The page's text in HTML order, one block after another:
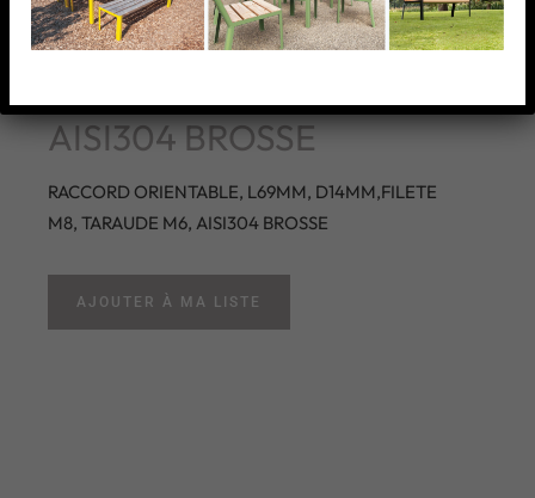
L69MM, D14MM,FILETE
M8, TARAUDE M6,
AISI304 BROSSE
RACCORD ORIENTABLE, L69MM, D14MM,FILETE
M8, TARAUDE M6, AISI304 BROSSE
AJOUTER À MA LISTE